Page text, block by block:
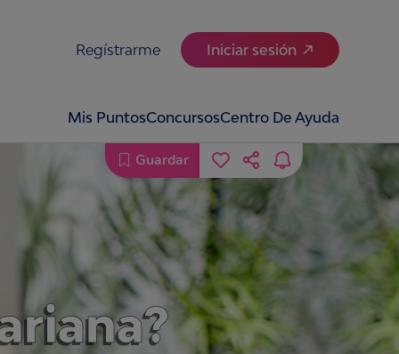
Regístrarme Iniciar sesión
Mis PuntosConcursosCentro De Ayuda
Guardar